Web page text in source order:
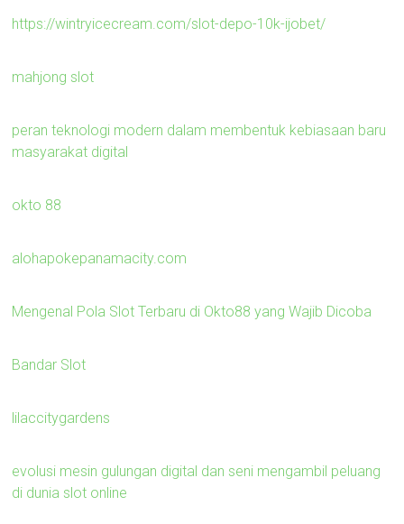
https://wintryicecream.com/slot-depo-10k-ijobet/
mahjong slot
peran teknologi modern dalam membentuk kebiasaan baru
masyarakat digital
okto 88
alohapokepanamacity.com
Mengenal Pola Slot Terbaru di Okto88 yang Wajib Dicoba
Bandar Slot
lilaccitygardens
evolusi mesin gulungan digital dan seni mengambil peluang
di dunia slot online